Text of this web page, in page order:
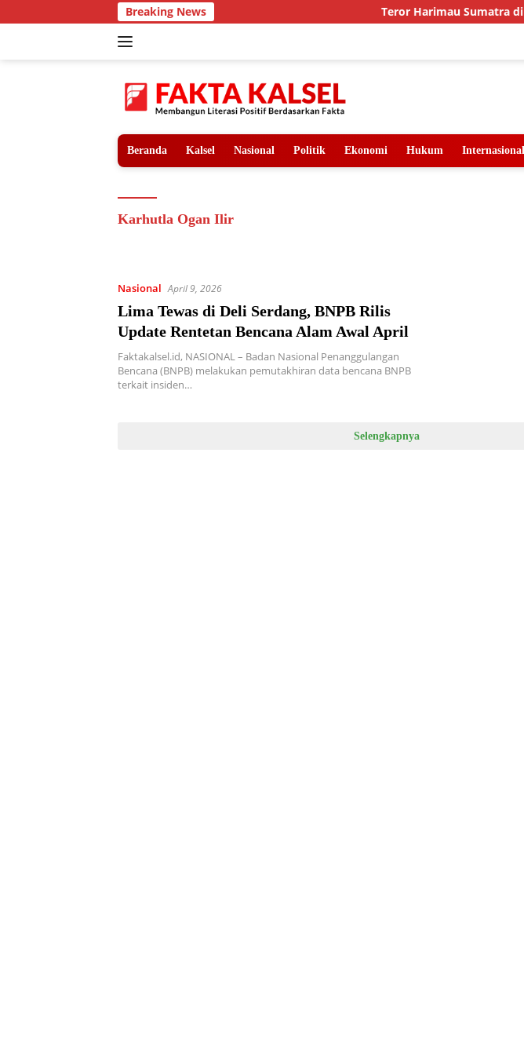
ke
Breaking News Teror Harimau Sumatra di
Beranda Kalsel Nasional Politik Ekonomi Hukum Internasional
Karhutla Ogan Ilir
Nasional April 9, 2026
Lima Tewas di Deli Serdang, BNPB Rilis
Update Rentetan Bencana Alam Awal April
Faktakalsel.id, NASIONAL – Badan Nasional Penanggulangan
Bencana (BNPB) melakukan pemutakhiran data bencana BNPB
terkait insiden…
Selengkapnya